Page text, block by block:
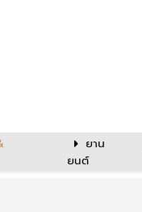
ยาน
ยนต์